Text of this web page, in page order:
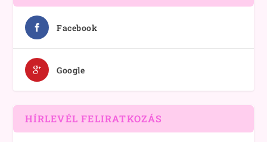
Facebook
Google
HÍRLEVÉL FELIRATKOZÁS